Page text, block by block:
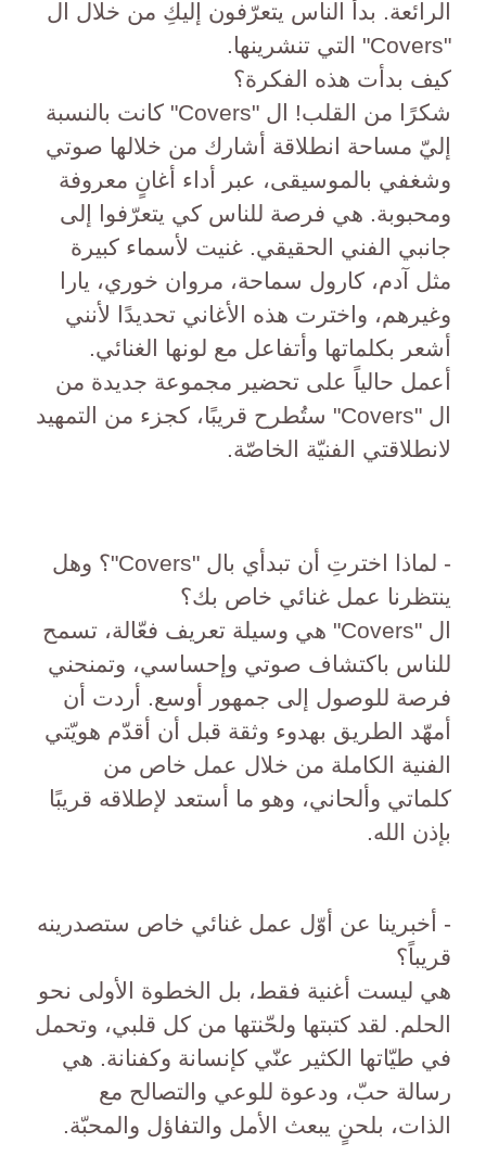
الرائعة. بدأ الناس يتعرّفون إليكِ من خلال ال
"Covers" التي تنشرينها.
كيف بدأت هذه الفكرة؟
شكرًا من القلب! ال "Covers" كانت بالنسبة
إليّ مساحة انطلاقة أشارك من خلالها صوتي
وشغفي بالموسيقى، عبر أداء أغانٍ معروفة
ومحبوبة. هي فرصة للناس كي يتعرّفوا إلى
جانبي الفني الحقيقي. غنيت لأسماء كبيرة
مثل آدم، كارول سماحة، مروان خوري، يارا
وغيرهم، واخترت هذه الأغاني تحديدًا لأنني
أشعر بكلماتها وأتفاعل مع لونها الغنائي.
أعمل حالياً على تحضير مجموعة جديدة من
ال "Covers" ستُطرح قريبًا، كجزء من التمهيد
لانطلاقتي الفنيّة الخاصّة.
- لماذا اخترتِ أن تبدأي بال "Covers"؟ وهل
ينتظرنا عمل غنائي خاص بك؟
ال "Covers" هي وسيلة تعريف فعّالة، تسمح
للناس باكتشاف صوتي وإحساسي، وتمنحني
فرصة للوصول إلى جمهور أوسع. أردت أن
أمهّد الطريق بهدوء وثقة قبل أن أقدّم هويّتي
الفنية الكاملة من خلال عمل خاص من
كلماتي وألحاني، وهو ما أستعد لإطلاقه قريبًا
بإذن الله.
- أخبرينا عن أوّل عمل غنائي خاص ستصدرينه
قريباً؟
هي ليست أغنية فقط، بل الخطوة الأولى نحو
الحلم. لقد كتبتها ولحّنتها من كل قلبي، وتحمل
في طيّاتها الكثير عنّي كإنسانة وكفنانة. هي
رسالة حبّ، ودعوة للوعي والتصالح مع
الذات، بلحنٍ يبعث الأمل والتفاؤل والمحبّة.